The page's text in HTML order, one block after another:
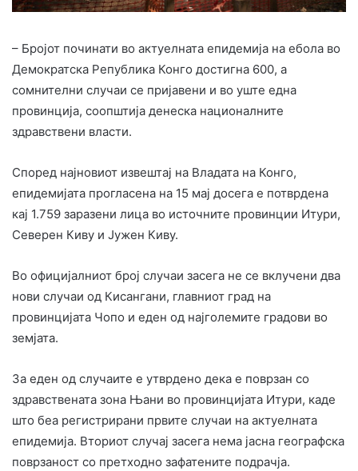
– Бројот починати во актуелната епидемија на ебола во
Демократска Република Конго достигна 600, а
сомнителни случаи се пријавени и во уште една
провинција, соопштија денеска националните
здравствени власти.
Според најновиот извештај на Владата на Конго,
епидемијата прогласена на 15 мај досега е потврдена
кај 1.759 заразени лица во источните провинции Итури,
Северен Киву и Јужен Киву.
Во официјалниот број случаи засега не се вклучени два
нови случаи од Кисангани, главниот град на
провинцијата Чопо и еден од најголемите градови во
земјата.
За еден од случаите е утврдено дека е поврзан со
здравствената зона Њани во провинцијата Итури, каде
што беа регистрирани првите случаи на актуелната
епидемија. Вториот случај засега нема јасна географска
поврзаност со претходно зафатените подрачја.